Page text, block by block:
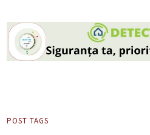
POST TAGS